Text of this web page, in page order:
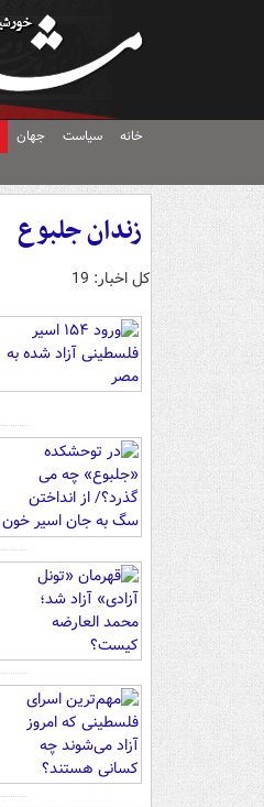
خانه سیاست جهان
زندان جلبوع
کل اخبار: 19